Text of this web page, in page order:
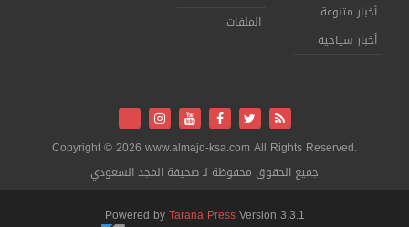
متنوعة
سياحية
Copyright © 2026 www.almajd-ksa.com All Rights Reserved.
جميع الحقوق محفوظة لـ صحيفة المجد السعودي
Powered byTarana PressVersion 3.3.1